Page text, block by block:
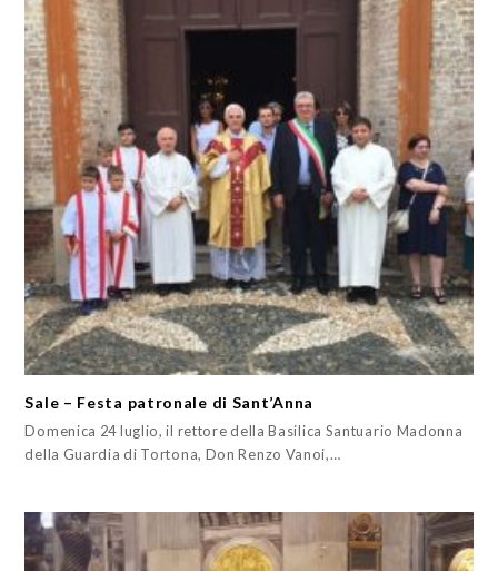
Sale – Festa patronale di Sant’Anna
Domenica 24 luglio, il rettore della Basilica Santuario Madonna
della Guardia di Tortona, Don Renzo Vanoi,…